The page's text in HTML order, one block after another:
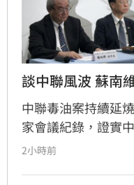
談中聯風波 蘇南
中聯毒油案持續延
家會議紀錄，證實
疑，與會的台大教
2小時前